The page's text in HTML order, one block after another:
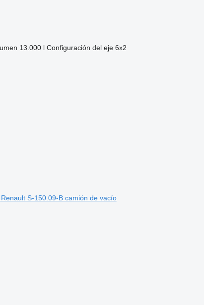
13.000 l Configuración del eje 6x2
Renault S-150.09-B camión de vacío